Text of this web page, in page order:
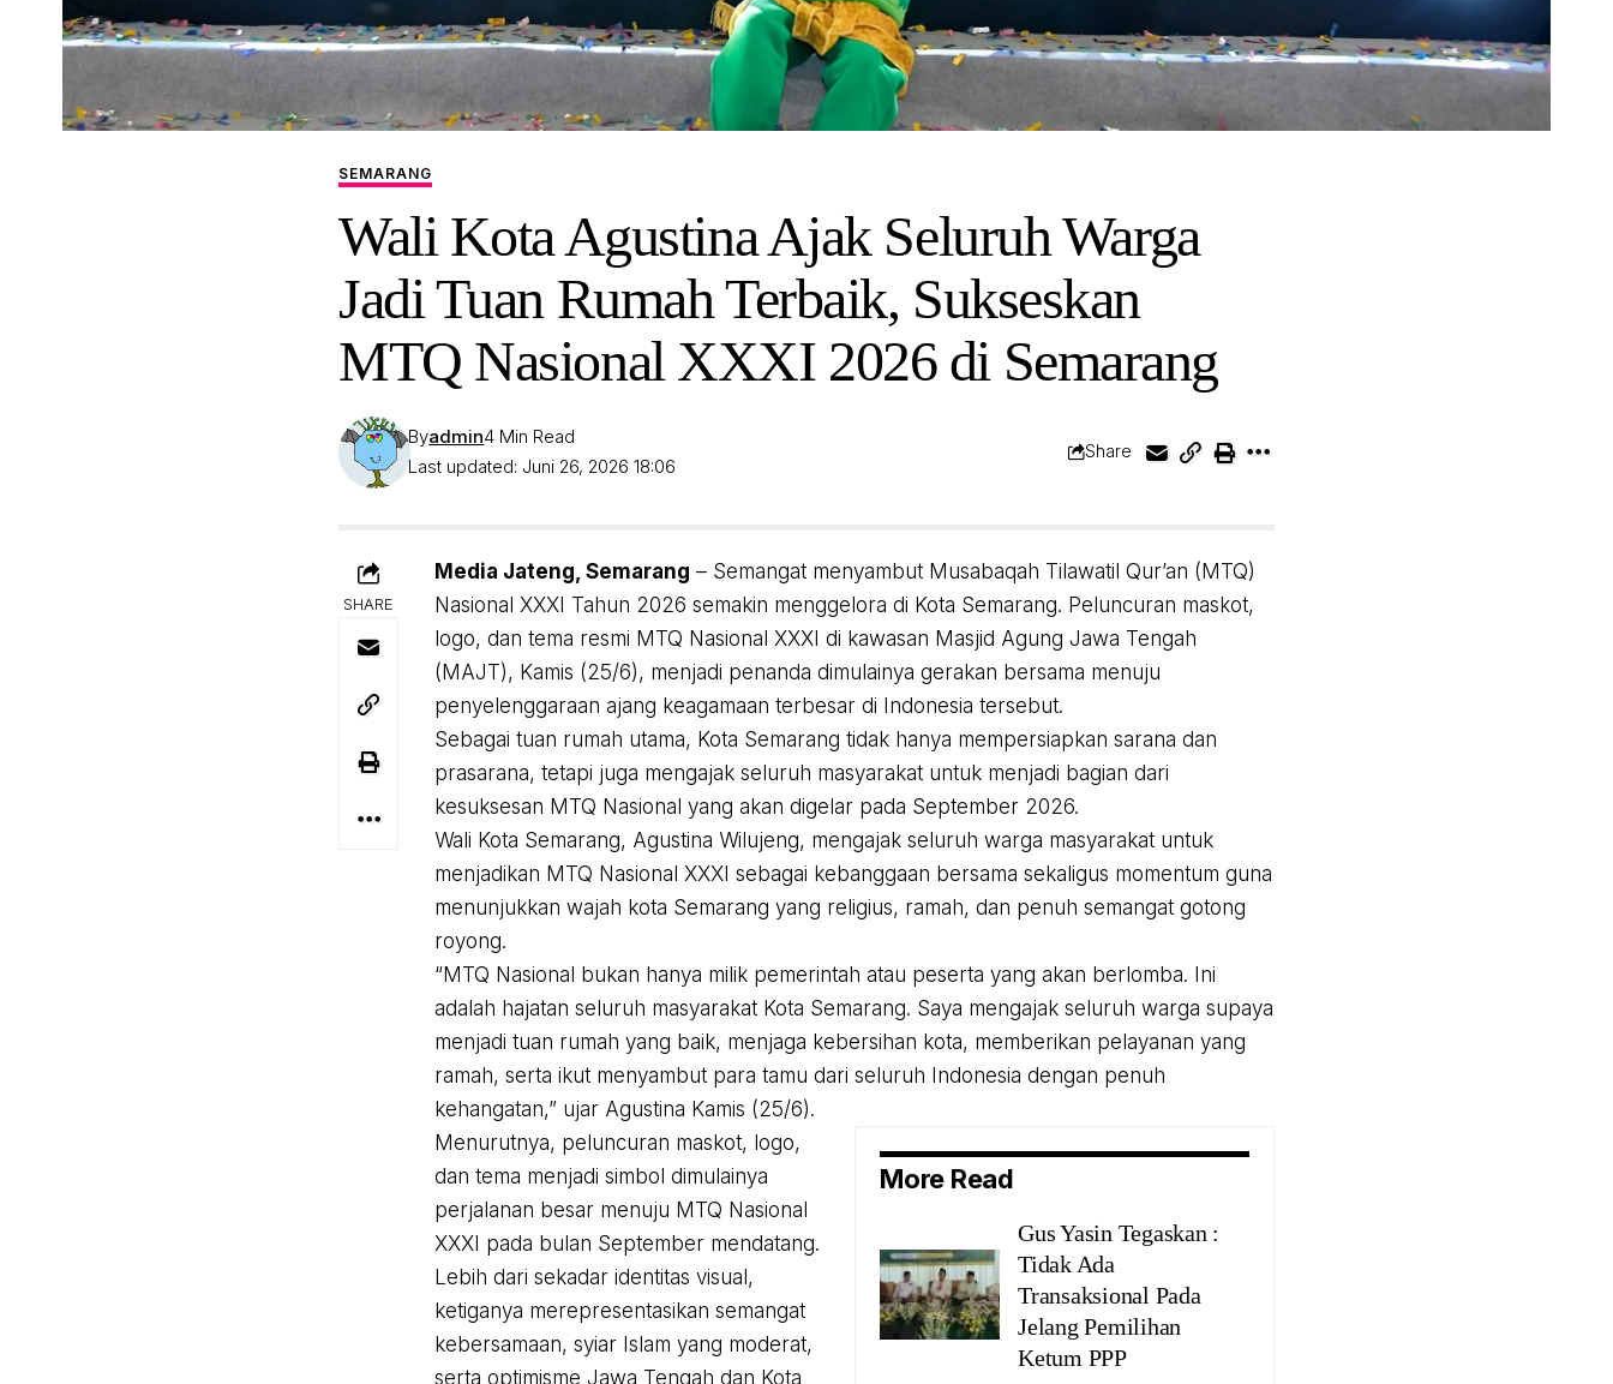
SEMARANG
Wali Kota Agustina Ajak Seluruh Warga
Jadi Tuan Rumah Terbaik, Sukseskan
MTQ Nasional XXXI 2026 di Semarang
Last updated: Juni 26, 2026 18:06
Byadmin4 Min Read
Share
SHARE
Media Jateng, Semarang – Semangat menyambut Musabaqah Tilawatil Qur’an (MTQ)
Nasional XXXI Tahun 2026 semakin menggelora di Kota Semarang. Peluncuran maskot,
logo, dan tema resmi MTQ Nasional XXXI di kawasan Masjid Agung Jawa Tengah
(MAJT), Kamis (25/6), menjadi penanda dimulainya gerakan bersama menuju
penyelenggaraan ajang keagamaan terbesar di Indonesia tersebut.
Sebagai tuan rumah utama, Kota Semarang tidak hanya mempersiapkan sarana dan
prasarana, tetapi juga mengajak seluruh masyarakat untuk menjadi bagian dari
kesuksesan MTQ Nasional yang akan digelar pada September 2026.
Wali Kota Semarang, Agustina Wilujeng, mengajak seluruh warga masyarakat untuk
menjadikan MTQ Nasional XXXI sebagai kebanggaan bersama sekaligus momentum guna
menunjukkan wajah kota Semarang yang religius, ramah, dan penuh semangat gotong
royong.
“MTQ Nasional bukan hanya milik pemerintah atau peserta yang akan berlomba. Ini
adalah hajatan seluruh masyarakat Kota Semarang. Saya mengajak seluruh warga supaya
menjadi tuan rumah yang baik, menjaga kebersihan kota, memberikan pelayanan yang
ramah, serta ikut menyambut para tamu dari seluruh Indonesia dengan penuh
kehangatan,” ujar Agustina Kamis (25/6).
More Read
Gus Yasin Tegaskan :
Tidak Ada
Transaksional Pada
Jelang Pemilihan
Ketum PPP
Menurutnya, peluncuran maskot, logo,
dan tema menjadi simbol dimulainya
perjalanan besar menuju MTQ Nasional
XXXI pada bulan September mendatang.
Lebih dari sekadar identitas visual,
ketiganya merepresentasikan semangat
kebersamaan, syiar Islam yang moderat,
serta optimisme Jawa Tengah dan Kota